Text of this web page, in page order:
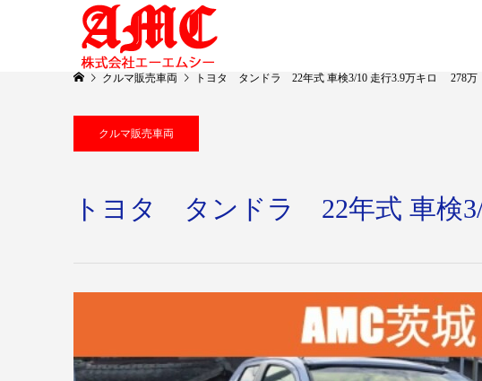
クルマ販売車両 トヨタ タンドラ 22年式 車検3/10 走行3.9万キロ 278万
クルマ販売車両
トヨタ タンドラ 22年式 車検